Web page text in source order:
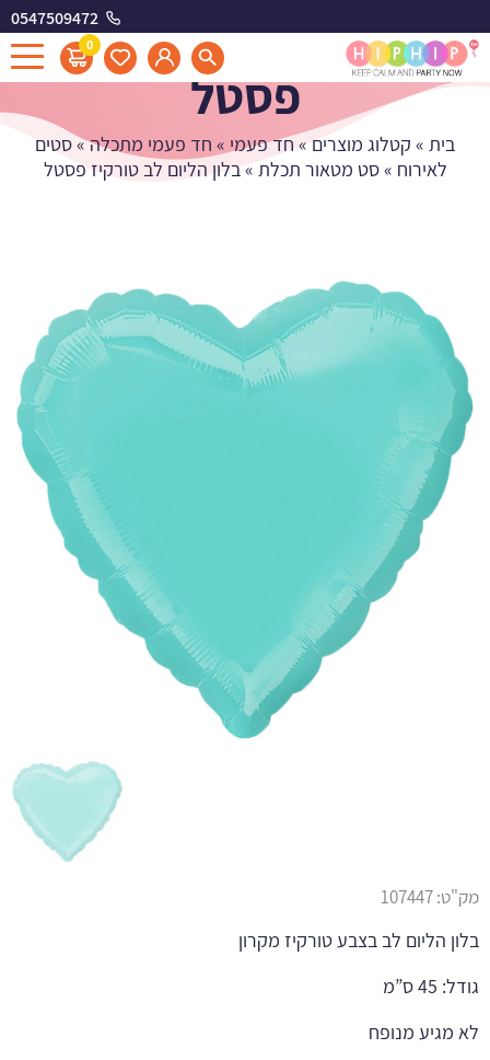
0547509472
0
בלון הליום לב טורקיז
פסטל
בית » קטלוג מוצרים »חד פעמי » חד פעמי מתכלה»סטים
לאירוח »סט מטאור תכלת »בלון הליום לב טורקיז פסטל
מק"ט:107447
בלון הליום לב בצבע טורקיז מקרון
גודל: 45 ס”מ
לא מגיע מנופח